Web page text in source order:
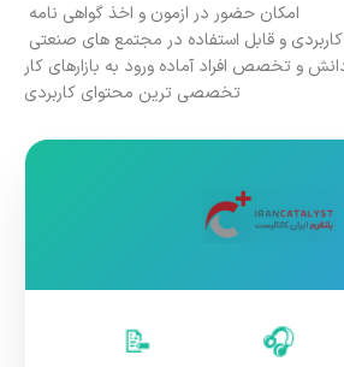
امکان حضور در ازمون و اخذ گواهی نامه
کاربردی و قابل استفاده در مجتمع های صنعتی
و تخصص افراد آماده ورود به بازارهای کار
تخصصی ترین محتوای کاربردی
🎧
📝